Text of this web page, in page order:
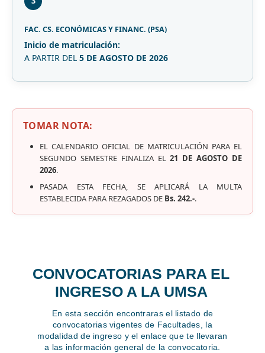
FAC. CS. ECONÓMICAS Y FINANC. (PSA)
Inicio de matriculación:
A PARTIR DEL 5 DE AGOSTO DE 2026
TOMAR NOTA:
EL CALENDARIO OFICIAL DE MATRICULACIÓN PARA EL
SEGUNDO SEMESTRE FINALIZA EL21 DE AGOSTO DE
2026.
PASADA ESTA FECHA, SE APLICARÁ LA MULTA
ESTABLECIDA PARA REZAGADOS DE Bs. 242.-.
CONVOCATORIAS PARA EL
INGRESO A LA UMSA
En esta sección encontraras el listado de
convocatorias vigentes de Facultades, la
modalidad de ingreso y el enlace que te llevaran
a las información general de la convocatoria.